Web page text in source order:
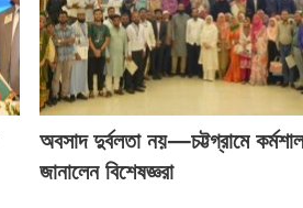
অবসাদ দুর্বলতা নয়—চট্টগ্রামে
জানালেন বিশেষজ্ঞরা